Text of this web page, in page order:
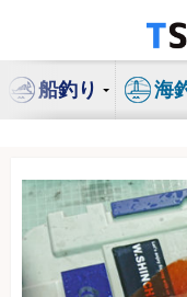
ン
船釣り 海